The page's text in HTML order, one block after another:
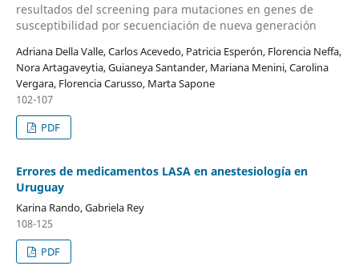
resultados del screening para mutaciones en genes de
susceptibilidad por secuenciación de nueva generación
Adriana Della Valle, Carlos Acevedo, Patricia Esperón, Florencia Neffa,
Nora Artagaveytia, Guianeya Santander, Mariana Menini, Carolina
Vergara, Florencia Carusso, Marta Sapone
102-107
PDF
Errores de medicamentos LASA en anestesiología en
Uruguay
Karina Rando, Gabriela Rey
108-125
PDF